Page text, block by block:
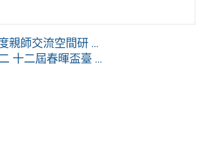
親師交流空間研 ...
十二屆春暉盃臺 ...